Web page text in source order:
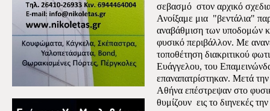
σεβασμό στον αρχικό
Ανοίξαμε μια "βεντάλια"
αναβάθμιση των υποδομών
φυσικό περιβάλλον. Με
τοποθέτηση διακριτικού
Ευάγγελου, του
επαναπατρίστηκαν. Μετά
Αθήνα επέστρεψαν στο
θυμίζουν εις το διηνεκές